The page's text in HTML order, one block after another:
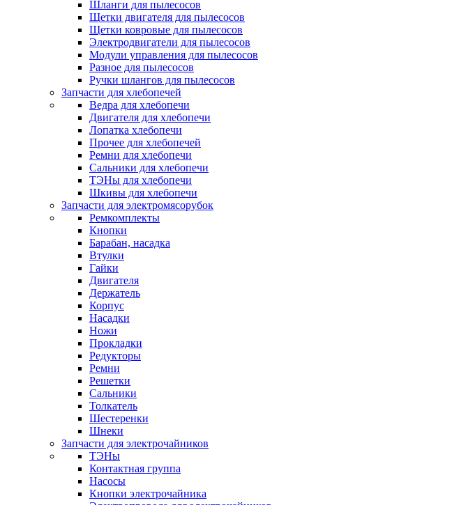
Шланги для пылесосов
Щетки двигателя для пылесосов
Щетки ковровые для пылесосов
Электродвигатели для пылесосов
Модули управления для пылесосов
Разное для пылесосов
Ручки шлангов для пылесосов
Запчасти для хлебопечей
Ведра для хлебопечи
Двигателя для хлебопечи
Лопатка хлебопечи
Прочее для хлебопечей
Ремни для хлебопечи
Сальники для хлебопечи
ТЭНы для хлебопечи
Шкивы для хлебопечи
Запчасти для электромясорубок
Ремкомплекты
Кнопки
Барабан, насадка
Втулки
Гайки
Двигателя
Держатель
Корпус
Насадки
Ножи
Прокладки
Редукторы
Ремни
Решетки
Сальники
Толкатель
Шестеренки
Шнеки
Запчасти для электрочайников
ТЭНы
Контактная группа
Насосы
Кнопки электрочайника